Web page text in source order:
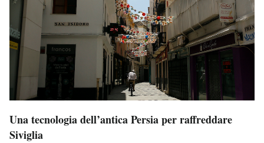
Una tecnologia dell’antica Persia per raffreddare
Siviglia